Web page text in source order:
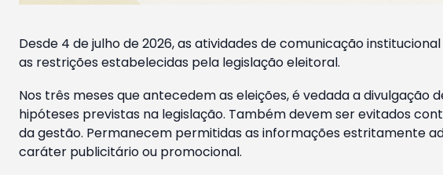
Desde 4 de julho de 2026, as atividades de comunicação
as restrições estabelecidas pela legislação eleitoral.
Nos três meses que antecedem as eleições, é vedada a
hipóteses previstas na legislação. Também devem ser evitados
da gestão. Permanecem permitidas as informações estritamente
caráter publicitário ou promocional.